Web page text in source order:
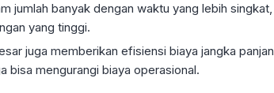
jumlah banyak dengan waktu yang lebih
yang tinggi.
juga memberikan efisiensi biaya jangka
bisa mengurangi biaya operasional.